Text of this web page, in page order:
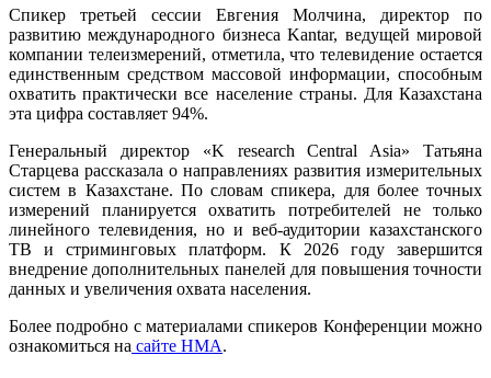
Спикер третьей сессии Евгения Молчина, директор по
развитию международного бизнеса Kantar, ведущей мировой
компании телеизмерений, отметила, что телевидение остается
единственным средством массовой информации, способным
охватить практически все население страны. Для Казахстана
эта цифра составляет 94%.
Генеральный директор «K research Central Asia» Татьяна
Старцева рассказала о направлениях развития измерительных
систем в Казахстане. По словам спикера, для более точных
измерений планируется охватить потребителей не только
линейного телевидения, но и веб-аудитории казахстанского
ТВ и стриминговых платформ. К 2026 году завершится
внедрение дополнительных панелей для повышения точности
данных и увеличения охвата населения.
Более подробно с материалами спикеров Конференции можно
ознакомиться на сайте НМА.